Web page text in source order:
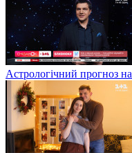
Астрологічний прогноз